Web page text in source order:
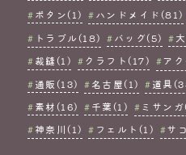
ボタン(1)
ハンドメイド(81)
トラブル(18)
バッグ(5)
裁縫(1)
クラフト(17) ア
通販(13)
名古屋(1) 道具
素材(16)
千葉(1) ミサン
神奈川(1)
フェルト(1) サ